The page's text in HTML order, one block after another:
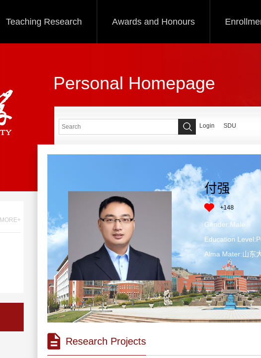
Teaching Research Awards and Honours
Personal Homepage
MORE+
Login SDU
付强
+148
Gender:Male
Education
Alma Mater:山东
Research Projects